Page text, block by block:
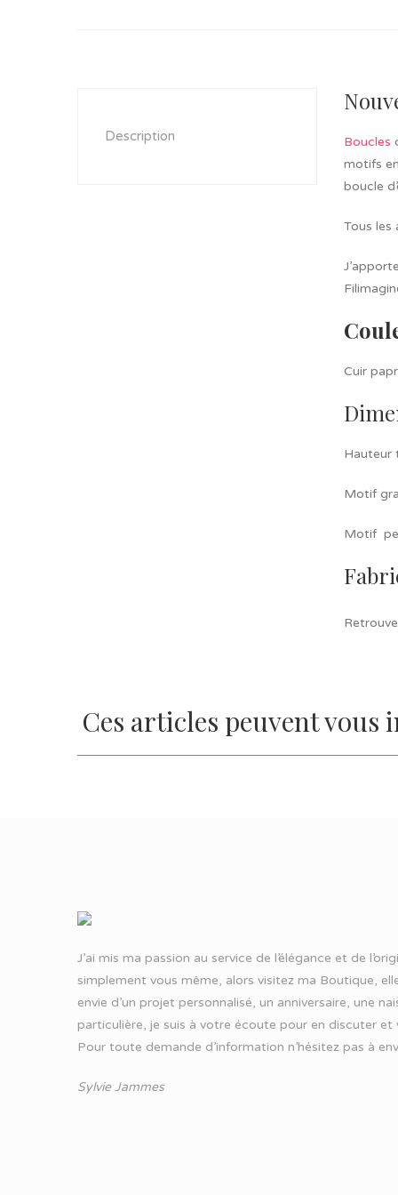
Description Boucles
motifs
boucle
Tous les
Cuir
Hauteur
Motif
Motif
Ces articles peuvent vous
J’ai mis ma passion au service de l’élégance et de
simplement vous même, alors visitez ma Boutique,
envie d’un projet personnalisé, un anniversaire, une
particulière, je suis à votre écoute pour en discuter et
Pour toute demande d’information n’hésitez pas à
Sylvie Jammes